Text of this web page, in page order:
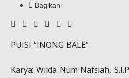
Bagikan
PUISI “INONG BALE”
Karya: Wilda Num Nafsiah, S.I.P